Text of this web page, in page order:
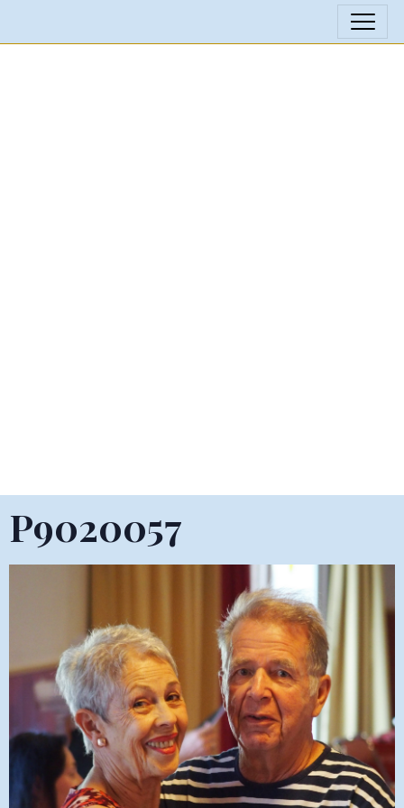
P9020057